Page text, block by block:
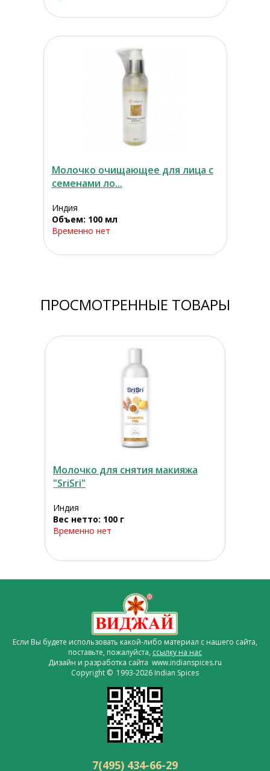
Молочко очищающее для лица с
семенами ло...
Индия
Объем: 100 мл
Временно нет
ПРОСМОТРЕННЫЕ ТОВАРЫ
Молочко для снятия макияжа
"SriSri"
Индия
Вес нетто: 100 г
Временно нет
Если Вы будете использовать какой-либо материал с нашего сайта,
поставьте, пожалуйста, ссылку на нас
Дизайн и разработка сайта www.indianspices.ru
Copyright © 1993-2026 Indian Spices
7(495) 434-66-29